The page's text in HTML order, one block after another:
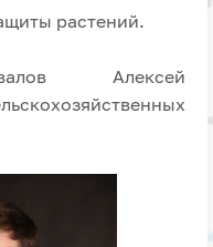
растений.
Алексей